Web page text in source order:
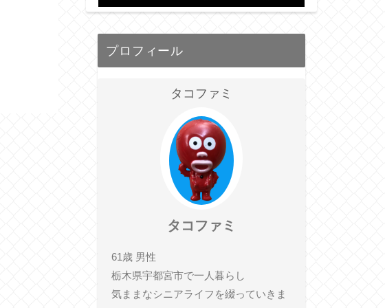
プロフィール
タコファミ
タコファミ
61歳 男性
栃木県宇都宮市で一人暮らし
気ままなシニアライフを綴っていきま